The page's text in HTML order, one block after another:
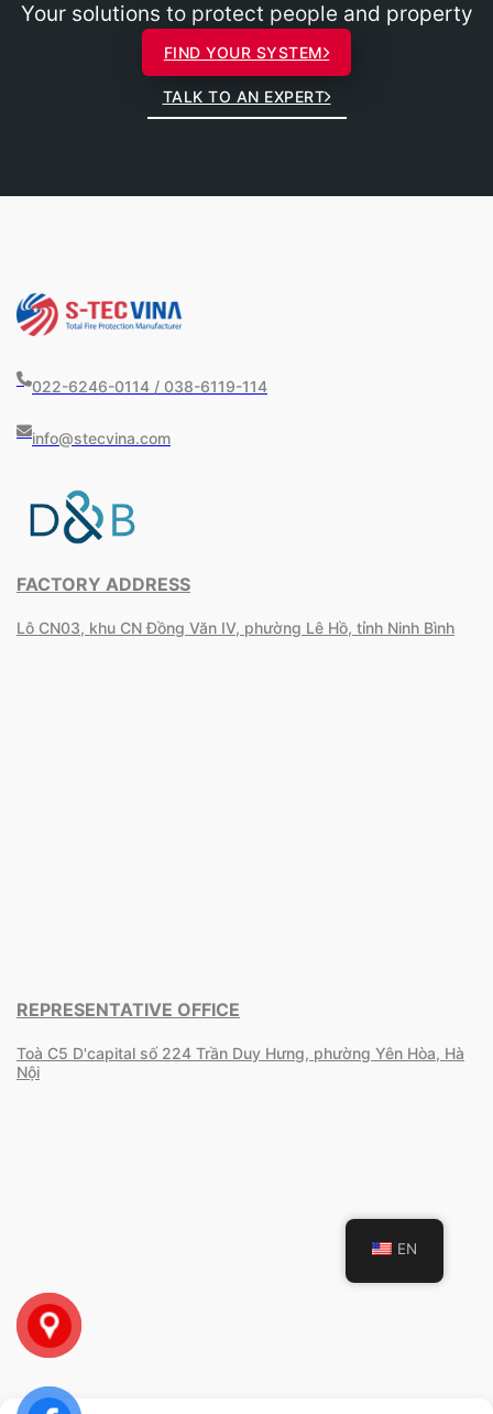
Your solutions to protect people and property
FIND YOUR SYSTEM
TALK TO AN EXPERT
022-6246-0114 / 038-6119-114
info@stecvina.com
FACTORY ADDRESS
Lô CN03, khu CN Đồng Văn IV, phường Lê Hồ, tỉnh Ninh Bình
REPRESENTATIVE OFFICE
Toà C5 D'capital số 224 Trần Duy Hưng, phường Yên Hòa, Hà
Nội
EN